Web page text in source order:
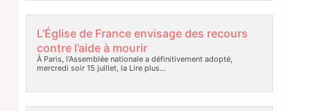
L’Église de France envisage des recours
contre l’aide à mourir
À Paris, l’Assemblée nationale a définitivement adopté,
mercredi soir 15 juillet, laLire plus…